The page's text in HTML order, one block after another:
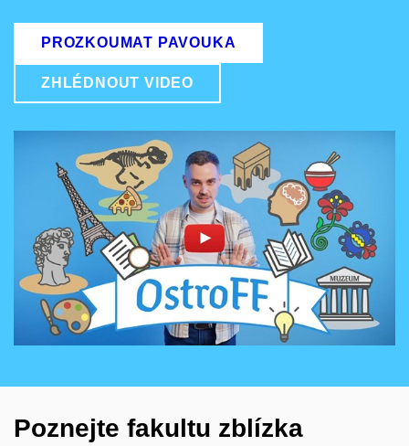
PROZKOUMAT PAVOUKA
ZHLÉDNOUT VIDEO
Povolit cookies a přehrát
Otevřít na youtube.com
Poznejte fakultu zblízka